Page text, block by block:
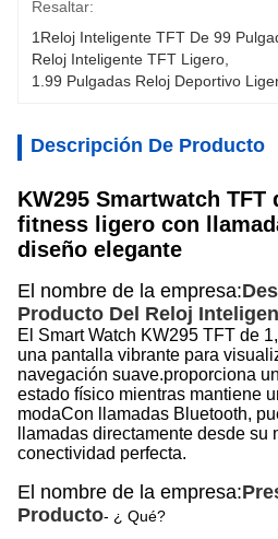
Resaltar:
1Reloj Inteligente TFT De 99
Reloj Inteligente TFT Ligero
1.99 Pulgadas Reloj Deportivo
Descripción De Producto
KW295 Smartwatch TFT
fitness ligero con
diseño elegante
El nombre de la empresa:
Producto Del Reloj
El Smart Watch KW295 TFT de
una pantalla vibrante para
navegación suave.proporciona
estado físico mientras mantiene
modaCon llamadas Bluetooth,
llamadas directamente desde
conectividad perfecta.
El nombre de la empresa:
Producto- ¿ Qué?